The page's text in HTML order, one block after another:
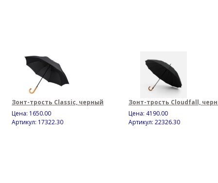
Зонт-трость Classic, черный
Цена: 1650.00
Артикул: 17322.30
Зонт-трость Cloudfall,
Цена: 4190.00
Артикул: 22326.30